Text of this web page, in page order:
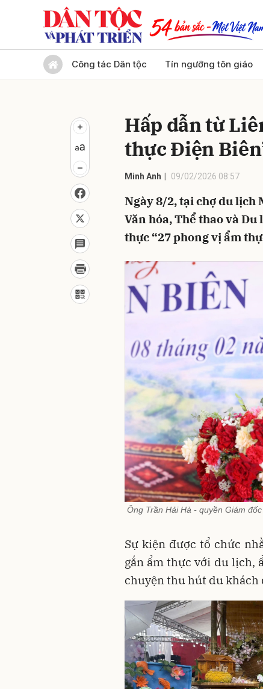
Công tác Dân tộc Tín ngưỡng tôn giáo
Hấp dẫn từ
thực Điện
Minh Anh 09/02/2026 08:57
Ngày 8/2, tại chợ du lịch
Văn hóa, Thể thao và
thực “27 phong vị ẩm
Ông Trần Hải Hà - quyền Giám
Sự kiện được tổ chức
gắn ẩm thực với du lịch,
chuyện thu hút du khách